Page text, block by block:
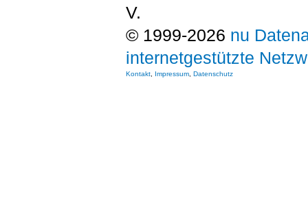
V.
© 1999-2026 nu
internetgestützte
Kontakt Impressum Datenschutz